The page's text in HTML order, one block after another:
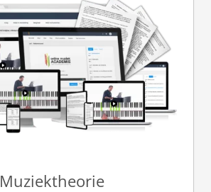
Muziektheorie